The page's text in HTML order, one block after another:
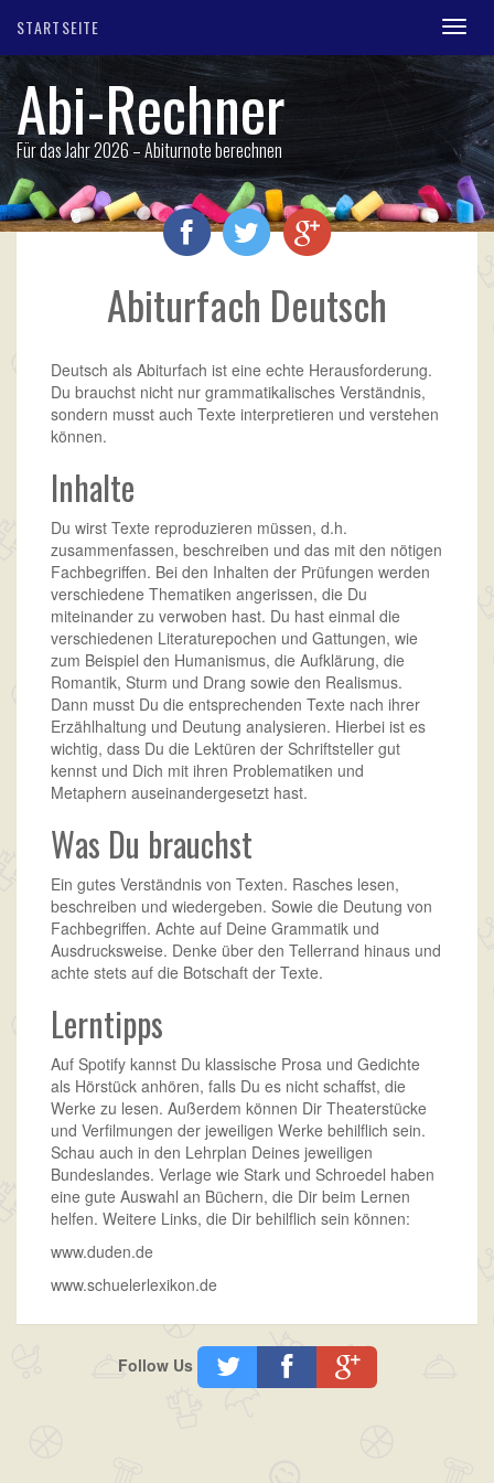
STARTSEITE
Abi-Rechner
Für das Jahr 2026 – Abiturnote berechnen
Abiturfach Deutsch
Deutsch als Abiturfach ist eine echte Herausforderung.
Du brauchst nicht nur grammatikalisches Verständnis,
sondern musst auch Texte interpretieren und verstehen
können.
Inhalte
Du wirst Texte reproduzieren müssen, d.h.
zusammenfassen, beschreiben und das mit den nötigen
Fachbegriffen. Bei den Inhalten der Prüfungen werden
verschiedene Thematiken angerissen, die Du
miteinander zu verwoben hast. Du hast einmal die
verschiedenen Literaturepochen und Gattungen, wie
zum Beispiel den Humanismus, die Aufklärung, die
Romantik, Sturm und Drang sowie den Realismus.
Dann musst Du die entsprechenden Texte nach ihrer
Erzählhaltung und Deutung analysieren. Hierbei ist es
wichtig, dass Du die Lektüren der Schriftsteller gut
kennst und Dich mit ihren Problematiken und
Metaphern auseinandergesetzt hast.
Was Du brauchst
Ein gutes Verständnis von Texten. Rasches lesen,
beschreiben und wiedergeben. Sowie die Deutung von
Fachbegriffen. Achte auf Deine Grammatik und
Ausdrucksweise. Denke über den Tellerrand hinaus und
achte stets auf die Botschaft der Texte.
Lerntipps
Auf Spotify kannst Du klassische Prosa und Gedichte
als Hörstück anhören, falls Du es nicht schaffst, die
Werke zu lesen. Außerdem können Dir Theaterstücke
und Verfilmungen der jeweiligen Werke behilflich sein.
Schau auch in den Lehrplan Deines jeweiligen
Bundeslandes. Verlage wie Stark und Schroedel haben
eine gute Auswahl an Büchern, die Dir beim Lernen
helfen. Weitere Links, die Dir behilflich sein können:
www.duden.de
www.schuelerlexikon.de
Follow Us